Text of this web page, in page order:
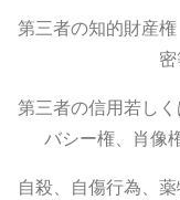
第三者の知的財産
第三者の信用若し
バシー権、肖像
自殺、自傷行為、